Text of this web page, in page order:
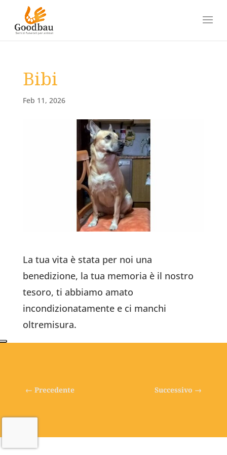
Bibi
Feb 11, 2026
La tua vita è stata per noi una
benedizione, la tua memoria è il nostro
tesoro, ti abbiamo amato
incondizionatamente e ci manchi
oltremisura.
← Precedente Successivo →